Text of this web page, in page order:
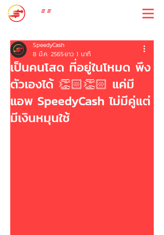
เป็นคนโสด ที่อยู่ในโหมด พึง
ตัวเองได้ 👏🏻👏🏻 แค่มี
แอพ SpeedyCash ไม่มีคู่แต่
มีเงินหมุนใช้
SpeedyCash
8 มี.ค. 2565ยาว 1 นาที